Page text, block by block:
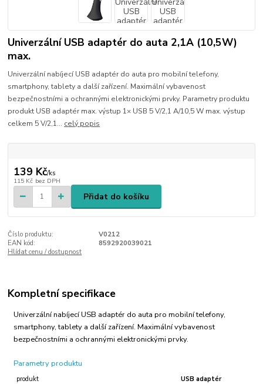
Univerzální USB adaptér do auta 2,1A (10,5W)
max.
Univerzální nabíjecí USB adaptér do auta pro mobilní telefony,
smartphony, tablety a další zařízení. Maximální vybavenost
bezpečnostními a ochrannými elektronickými prvky. Parametry produktu
produkt USB adaptér max. výstup 1× USB 5 V/2,1 A/10,5 W max. výstup
celkem 5 V/2,1... celý popis
139 Kč/ks
115 Kč bez DPH
Přidat do košíku
Číslo produktu:
V0212
EAN kód:
8592920039021
Hlídat cenu / dostupnost
Kompletní specifikace
Univerzální nabíjecí USB adaptér do auta pro mobilní telefony,
smartphony, tablety a další zařízení. Maximální vybavenost
bezpečnostními a ochrannými elektronickými prvky.
Parametry produktu
produkt USB adaptér